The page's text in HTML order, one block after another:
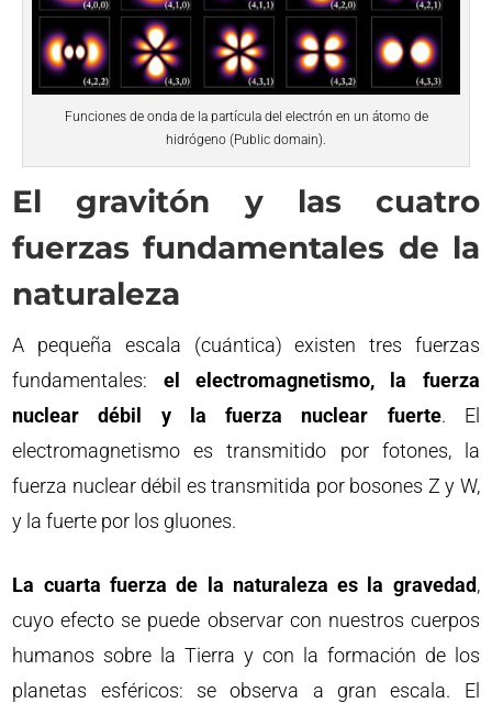
Funciones de onda de la partícula del electrón en un átomo de
hidrógeno (Public domain).
El gravitón y las cuatro
fuerzas fundamentales de la
naturaleza
A pequeña escala (cuántica) existen tres fuerzas
fundamentales: el electromagnetismo, la fuerza
nuclear débil y la fuerza nuclear fuerte. El
electromagnetismo es transmitido por fotones, la
fuerza nuclear débil es transmitida por bosones Z y W,
y la fuerte por los gluones.
La cuarta fuerza de la naturaleza es la gravedad,
cuyo efecto se puede observar con nuestros cuerpos
humanos sobre la Tierra y con la formación de los
planetas esféricos: se observa a gran escala. El